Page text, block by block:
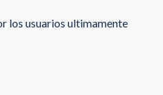
los usuarios ultimamente